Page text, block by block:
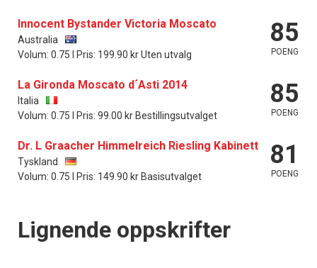
Innocent Bystander Victoria Moscato
Australia
Volum: 0.75 l Pris: 199.90 kr Uten utvalg
85
POENG
La Gironda Moscato d´Asti 2014
Italia
Volum: 0.75 l Pris: 99.00 kr Bestillingsutvalget
85
POENG
Dr. L Graacher Himmelreich Riesling Kabinett
Tyskland
Volum: 0.75 l Pris: 149.90 kr Basisutvalget
81
POENG
Lignende oppskrifter